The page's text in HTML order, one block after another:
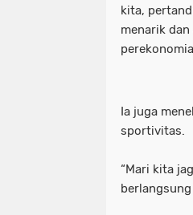
kita,
menarik
Ia juga
sportivitas.
“Mari kita